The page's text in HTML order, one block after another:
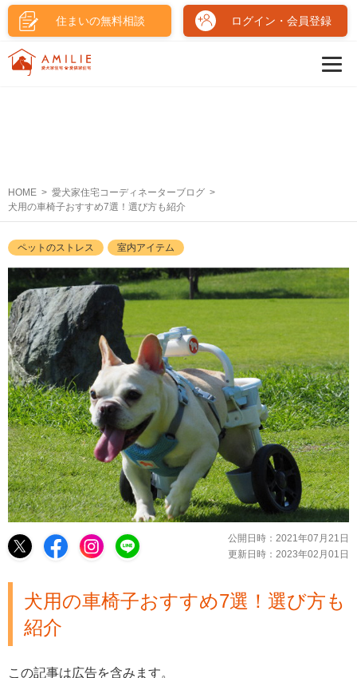
住まいの無料相談 ログイン・会員登録
HOME
愛犬家住宅コーディネーターブログ
犬用の車椅子おすすめ7選！選び方も紹介
ペットのストレス 室内アイテム
公開日時： 2021年07月21日
更新日時： 2023年02月01日
犬用の車椅子おすすめ7選！選び方も
紹介
この記事は広告を含みます。